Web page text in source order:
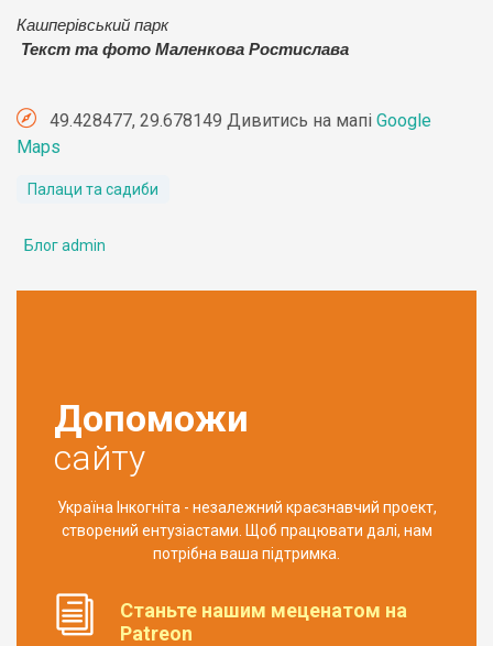
Кашперівський парк
Текст та фото Маленкова Ростислава
49.428477, 29.678149 Дивитись на мапі Google
Maps
Палаци та садиби
Блог admin
Допоможи
сайту
Україна Інкогніта - незалежний краєзнавчий проект,
створений ентузіастами. Щоб працювати далі, нам
потрібна ваша підтримка.
Станьте нашим меценатом на
Patreon